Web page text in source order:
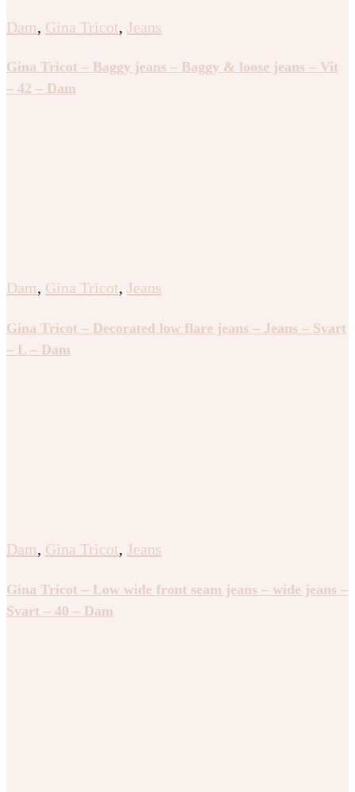
Dam, Gina Tricot, Jeans
Gina Tricot – Baggy jeans – Baggy & loose jeans – Vit
– 42 – Dam
Dam, Gina Tricot, Jeans
Gina Tricot – Decorated low flare jeans – Jeans – Svart
– L – Dam
Dam, Gina Tricot, Jeans
Gina Tricot – Low wide front seam jeans – wide jeans –
Svart – 40 – Dam